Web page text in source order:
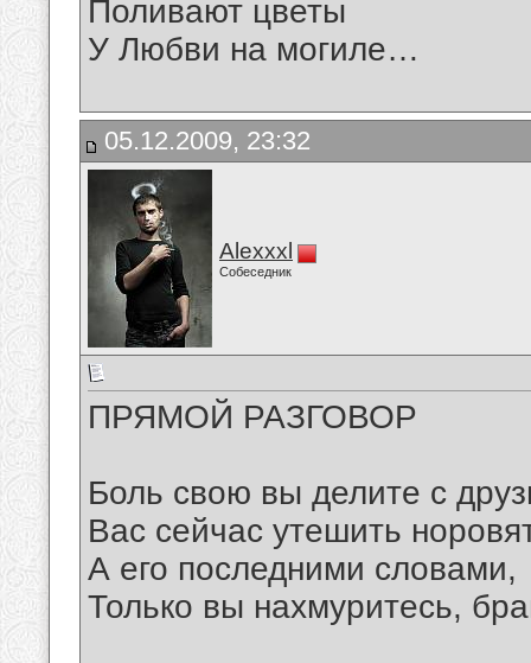
Поливают цветы
У Любви на могиле…
05.12.2009, 23:32
Alexxxl
Собеседник
ПРЯМОЙ РАЗГОВОР
Боль свою вы делите с
Вас сейчас утешить
А его последними словами,
Только вы нахмуритесь,